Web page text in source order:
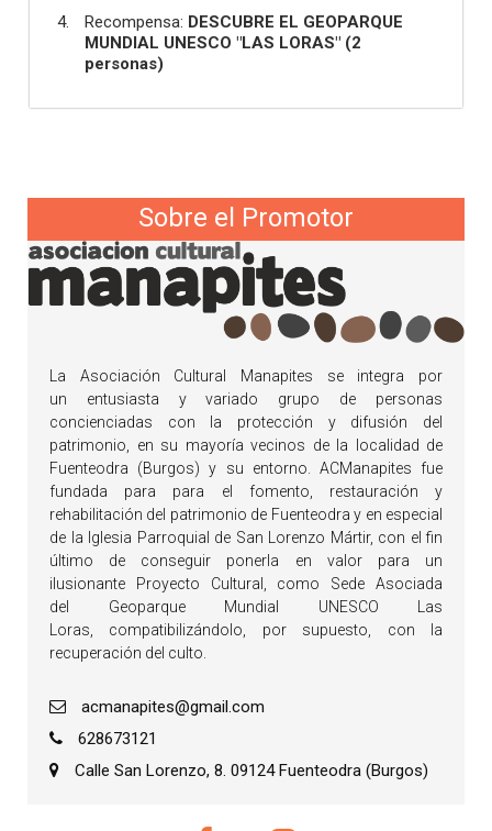
Recompensa: DESCUBRE EL GEOPARQUE
MUNDIAL UNESCO "LAS LORAS" (2
personas)
Sobre el Promotor
La Asociación Cultural Manapites se integra por
un entusiasta y variado grupo de personas
concienciadas con la protección y difusión del
patrimonio, en su mayoría vecinos de la localidad de
Fuenteodra (Burgos) y su entorno. ACManapites fue
fundada para para el fomento, restauración y
rehabilitación del patrimonio de Fuenteodra y en especial
de la Iglesia Parroquial de San Lorenzo Mártir, con el fin
último de conseguir ponerla en valor para un
ilusionante Proyecto Cultural, como Sede Asociada
del Geoparque Mundial UNESCO Las
Loras, compatibilizándolo, por supuesto, con la
recuperación del culto.
acmanapites@gmail.com
628673121
Calle San Lorenzo, 8. 09124 Fuenteodra (Burgos)